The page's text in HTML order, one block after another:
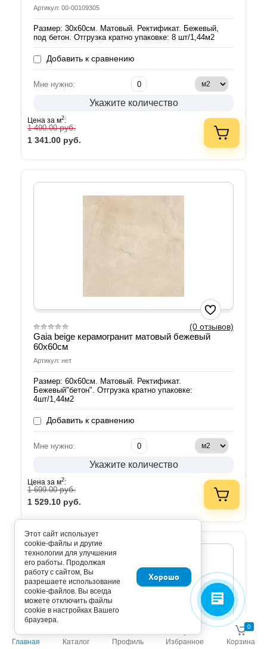
Артикул: 00-00109305
Размер: 30х60см. Матовый. Ректификат. Бежевый,
под бетон. Отгрузка кратно упаковке: 8 шт/1,44м2
Добавить к сравнению
Мне нужно:
Укажите количество
Цена за м2:
1 490.00руб.
1 341.00 руб.
(0 отзывов)
Gaia beige керамогранит матовый бежевый
60х60см
Артикул: нет
Размер: 60х60см. Матовый. Ректификат.
Бежевый"бетон". Отгрузка кратно упаковке:
4шт/1,44м2
Добавить к сравнению
Мне нужно:
Укажите количество
Цена за м2:
1 699.00руб.
1 529.10 руб.
Главная Каталог Профиль Избранное
0
Корзина
Этот сайт использует
cookie-файлы и другие
технологии для улучшения
его работы. Продолжая
работу с сайтом, Вы
разрешаете использование
cookie-файлов. Вы всегда
можете отключить файлы
cookie в настройках Вашего
браузера.
Хорошо